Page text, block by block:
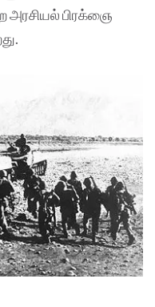
அரசியல் பிரக்ஞை